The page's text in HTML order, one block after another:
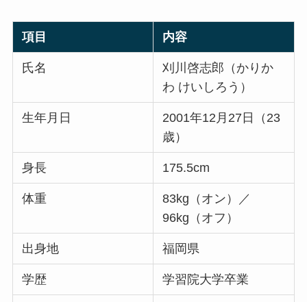
項目 内容
氏名
刈川啓志郎（かりか
わ けいしろう）
生年月日
2001年12月27日（23
歳）
身長 175.5cm
体重
83kg（オン）／
96kg（オフ）
出身地 福岡県
学歴 学習院大学卒業